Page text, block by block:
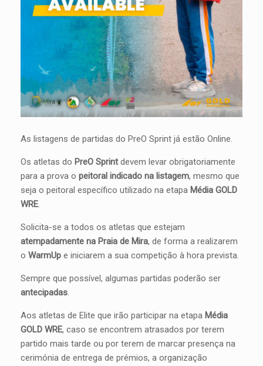
As listagens de partidas do PreO Sprint já estão Online.
Os atletas do PreO Sprintdevem levar obrigatoriamente
para a prova o peitoral indicado na listagem, mesmo que
seja o peitoral específico utilizado na etapa Média GOLD
WRE.
Solicita-se a todos os atletas que estejam
atempadamente na Praia de Mira, de forma a realizarem
o WarmUp e iniciarem a sua competição à hora prevista.
Sempre que possível, algumas partidas poderão ser
antecipadas.
Aos atletas de Elite que irão participar na etapa Média
GOLD WRE, caso se encontrem atrasados por terem
partido mais tarde ou por terem de marcar presença na
cerimónia de entrega de prémios, a organização